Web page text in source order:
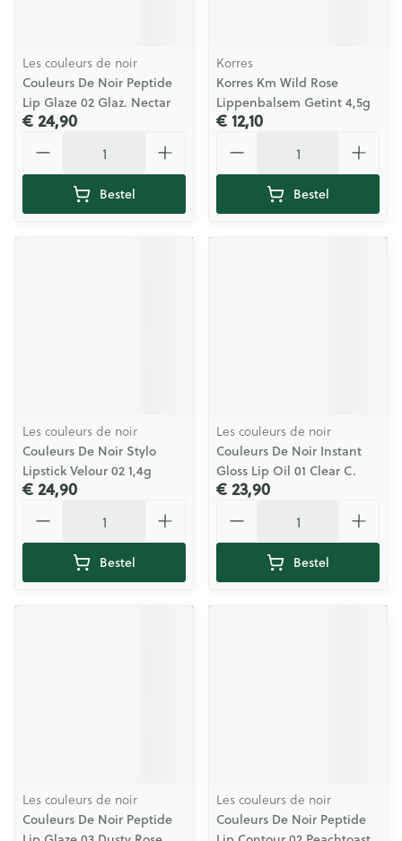
Les couleurs de noir
Couleurs De Noir Peptide
Lip Glaze 02 Glaz. Nectar
€ 24,90
Bestel
Korres
Korres Km Wild Rose
Lippenbalsem Getint 4,5g
€ 12,10
Bestel
Les couleurs de noir
Couleurs De Noir Stylo
Lipstick Velour 02 1,4g
€ 24,90
Bestel
Les couleurs de noir
Couleurs De Noir Instant
Gloss Lip Oil 01 Clear C.
€ 23,90
Bestel
Les couleurs de noir
Couleurs De Noir Peptide
Les couleurs de noir
Couleurs De Noir Peptide